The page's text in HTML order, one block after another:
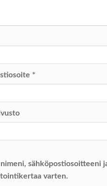
*
sähköpostiosoitteeni
varten.